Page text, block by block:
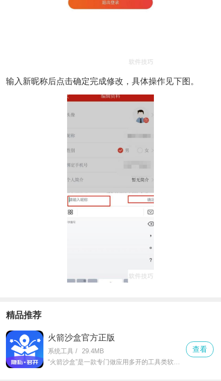
输入新昵称后点击确定完成修改，具体操作见下图。
精品推荐
火箭沙盒官方正版
系统工具 /
29.4MB
“火箭沙盒”是一款专门做应用多开的工具类软件，不管是微信、qq这类社交软件，还是抖音、淘宝这类娱乐购物app，都能轻松实现双开甚至多开。对于需要工作生活账号分开的人来说，它就是刚需工具。
查看